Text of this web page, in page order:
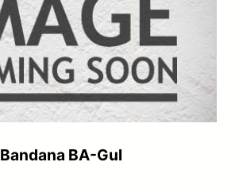
Bandana BA-Gul